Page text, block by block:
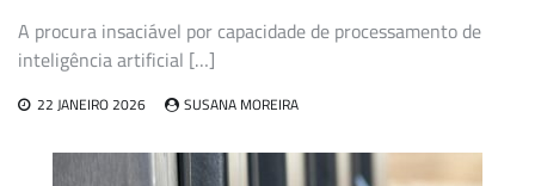
A procura insaciável por capacidade de processamento de
inteligência artificial […]
22 JANEIRO 2026 SUSANA MOREIRA